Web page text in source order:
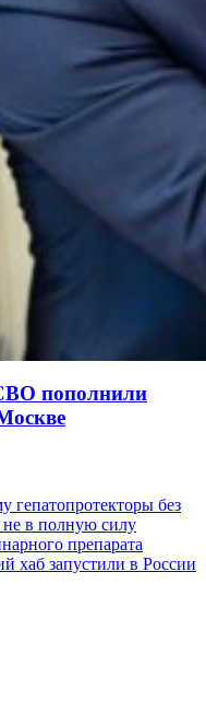
пополнили
гепатопротекторы без
не в полную силу
препарата
хаб запустили в России